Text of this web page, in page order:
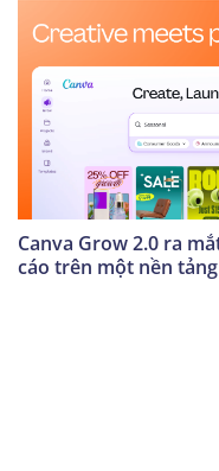
Canva Grow 2.0 ra
cáo trên một nền tảng